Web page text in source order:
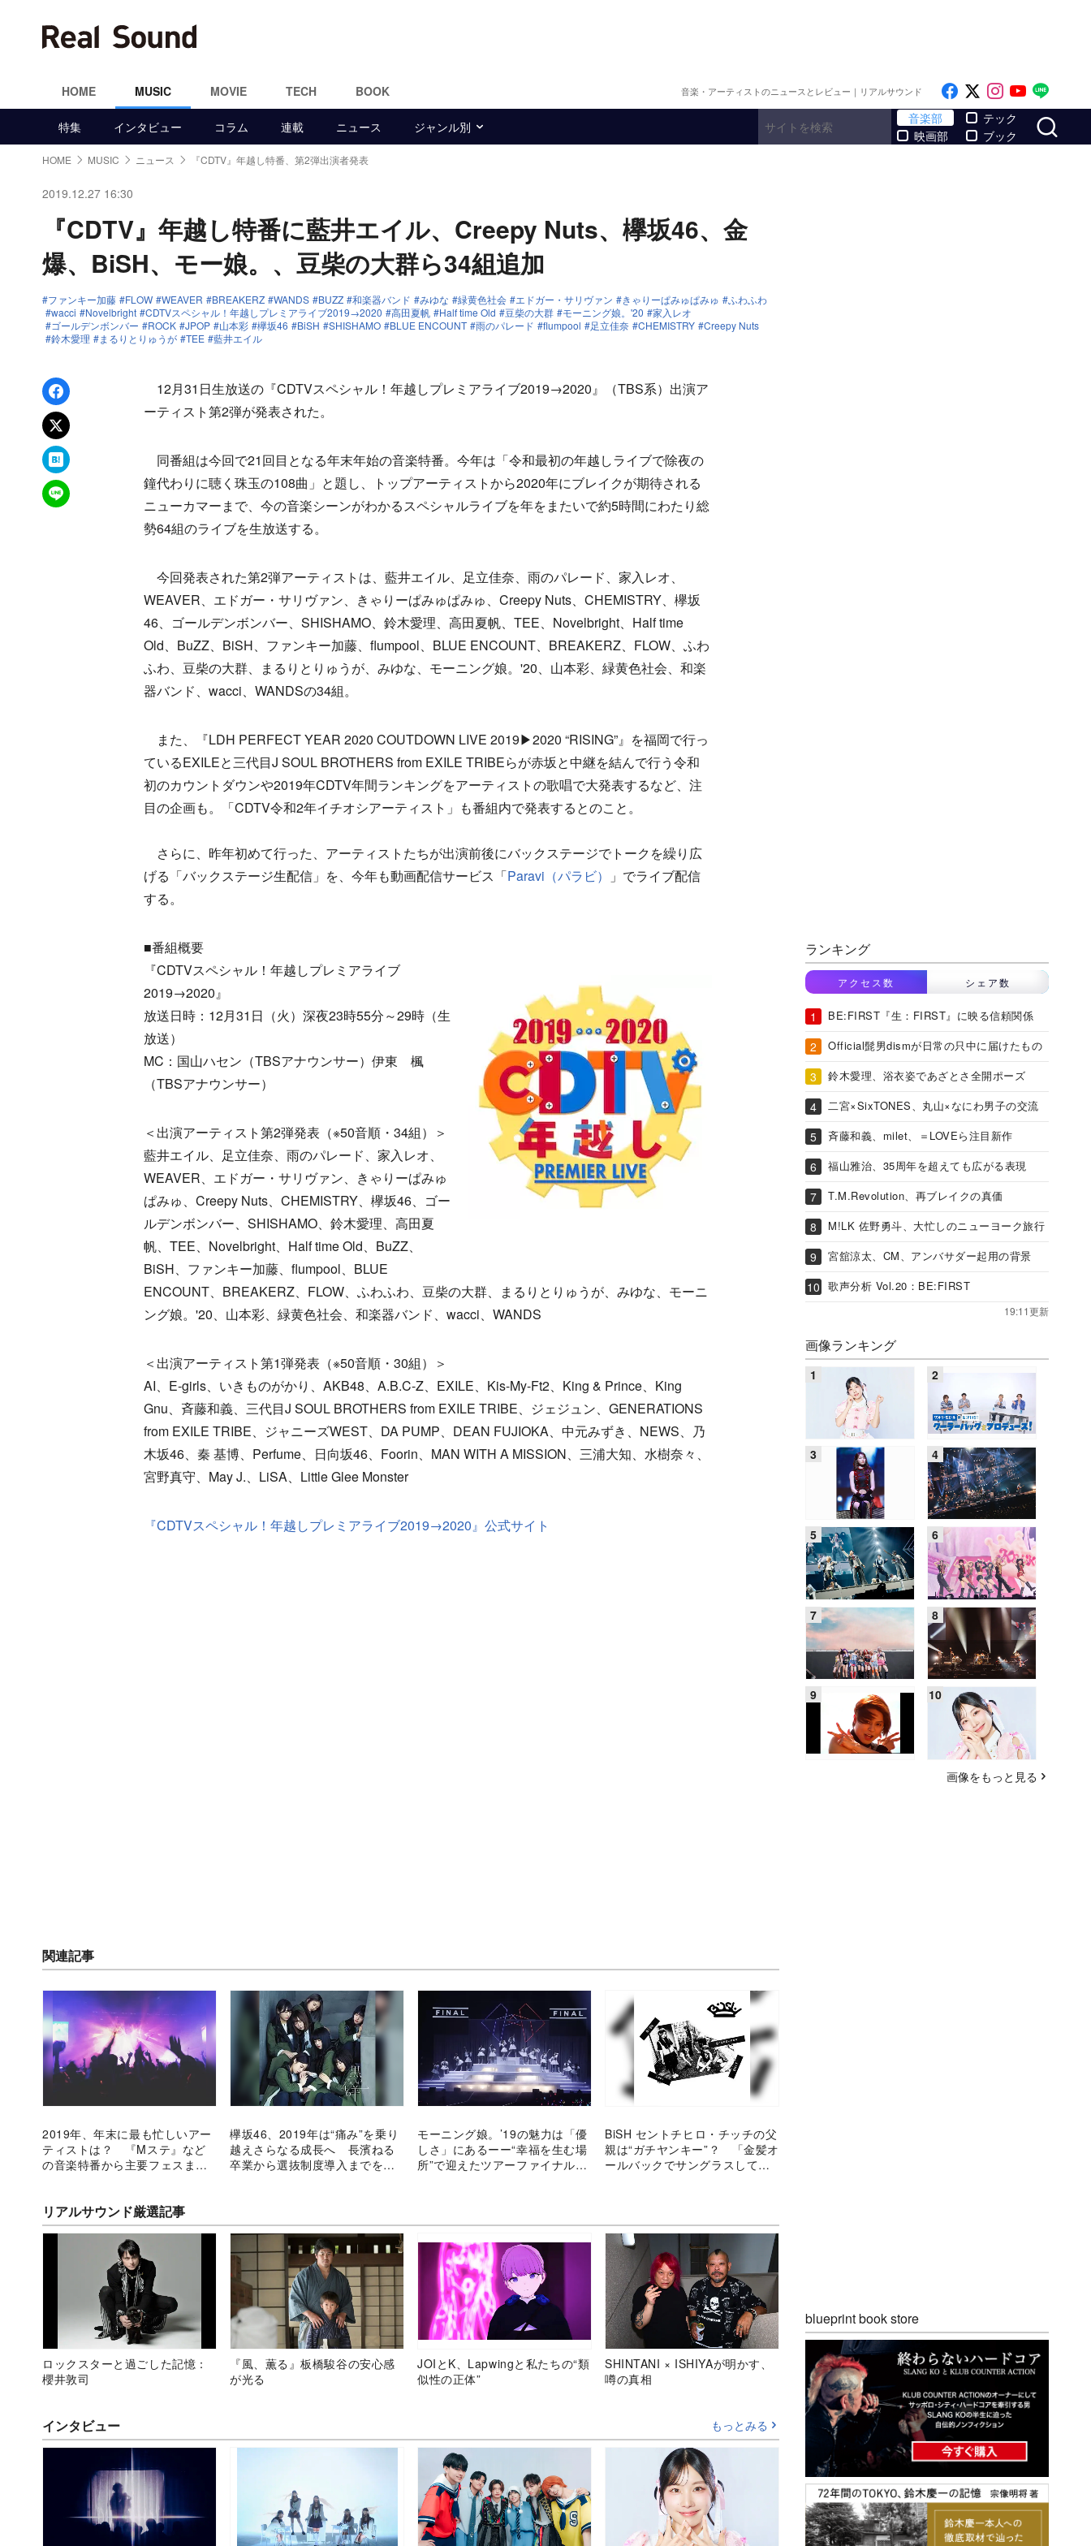
HOME MUSIC MOVIE TECH BOOK 音楽・アーティストのニュースとレビュー｜リアルサウンド Like on Facebook
Follow on x
Follow on
Follow
特集 インタビュー コラム 連載 ニュース ジャンル別
音楽部
映画部
テック
ブック
HOME MUSIC ニュース 『CDTV』年越し特番、第2弾出演者発表
2019.12.27 16:30
『CDTV』年越し特番に藍井エイル、Creepy Nuts、欅坂46、金
爆、BiSH、モー娘。、豆柴の大群ら34組追加
ファンキー加藤 FLOW WEAVER BREAKERZ WANDS BUZZ 和楽器バンド みゆな 緑黄色社会 エドガー・サリヴァン きゃりーぱみゅぱみゅ
ふわふわ
wacci
Novelbright CDTVスペシャル！年越しプレミアライブ2019→2020 高田夏帆 Half time Old 豆柴の大群 モーニング娘。'20
家入レオ
ゴールデンボンバー
ROCK JPOP 山本彩 欅坂46 BiSH SHISHAMO BLUE ENCOUNT 雨のパレード flumpool 足立佳奈 CHEMISTRY
Creepy Nuts
鈴木愛理
まるりとりゅうが TEE 藍井エイル
Facebookでシェア
xでポスト
はてなブックマーク
LINEで送る
12月31日生放送の『CDTVスペシャル！年越しプレミアライブ2019→2020』（TBS系）出演ア
ーティスト第2弾が発表された。
同番組は今回で21回目となる年末年始の音楽特番。今年は「令和最初の年越しライブで除夜の
鐘代わりに聴く珠玉の108曲」と題し、トップアーティストから2020年にブレイクが期待される
ニューカマーまで、今の音楽シーンがわかるスペシャルライブを年をまたいで約5時間にわたり総
勢64組のライブを生放送する。
今回発表された第2弾アーティストは、藍井エイル、足立佳奈、雨のパレード、家入レオ、
WEAVER、エドガー・サリヴァン、きゃりーぱみゅぱみゅ、Creepy Nuts、CHEMISTRY、欅坂
46、ゴールデンボンバー、SHISHAMO、鈴木愛理、高田夏帆、TEE、Novelbright、Half time
Old、BuZZ、BiSH、ファンキー加藤、flumpool、BLUE ENCOUNT、BREAKERZ、FLOW、ふわ
ふわ、豆柴の大群、まるりとりゅうが、みゆな、モーニング娘。'20、山本彩、緑黄色社会、和楽
器バンド、wacci、WANDSの34組。
また、『LDH PERFECT YEAR 2020 COUTDOWN LIVE 2019▶2020 “RISING”』を福岡で行っ
ているEXILEと三代目J SOUL BROTHERS from EXILE TRIBEらが赤坂と中継を結んで行う令和
初のカウントダウンや2019年CDTV年間ランキングをアーティストの歌唱で大発表するなど、注
目の企画も。「CDTV令和2年イチオシアーティスト」も番組内で発表するとのこと。
さらに、昨年初めて行った、アーティストたちが出演前後にバックステージでトークを繰り広
げる「バックステージ生配信」を、今年も動画配信サービス「Paravi（パラビ）
」でライブ配信
する。
■番組概要
『CDTVスペシャル！年越しプレミアライブ
2019→2020』
放送日時：12月31日（火）深夜23時55分～29時（生
放送）
MC：国山ハセン（TBSアナウンサー）伊東 楓
（TBSアナウンサー）
＜出演アーティスト第2弾発表（※50音順・34組）＞
藍井エイル、足立佳奈、雨のパレード、家入レオ、
WEAVER、エドガー・サリヴァン、きゃりーぱみゅ
ぱみゅ、Creepy Nuts、CHEMISTRY、欅坂46、ゴー
ルデンボンバー、SHISHAMO、鈴木愛理、高田夏
帆、TEE、Novelbright、Half time Old、BuZZ、
BiSH、ファンキー加藤、flumpool、BLUE
ENCOUNT、BREAKERZ、FLOW、ふわふわ、豆柴の大群、まるりとりゅうが、みゆな、モーニ
ング娘。'20、山本彩、緑黄色社会、和楽器バンド、wacci、WANDS
＜出演アーティスト第1弾発表（※50音順・30組）＞
AI、E-girls、いきものがかり、AKB48、A.B.C-Z、EXILE、Kis-My-Ft2、King & Prince、King
Gnu、斉藤和義、三代目J SOUL BROTHERS from EXILE TRIBE、ジェジュン、GENERATIONS
from EXILE TRIBE、ジャニーズWEST、DA PUMP、DEAN FUJIOKA、中元みずき、NEWS、乃
木坂46、秦 基博、Perfume、日向坂46、Foorin、MAN WITH A MISSION、三浦大知、水樹奈々、
宮野真守、May J.、LiSA、Little Glee Monster
『CDTVスペシャル！年越しプレミアライブ2019→2020』公式サイト
関連記事
2019年、年末に最も忙しいアー
ティストは？ 『Mステ』など
の音楽特番から主要フェスまで
欅坂46、2019年は“痛み”を乗り
越えさらなる成長へ 長濱ねる
卒業から選抜制度導入までを振
モーニング娘。’19の魅力は「優
しさ」にあるーー“幸福を生む場
所”で迎えたツアーファイナルを
BiSH セントチヒロ・チッチの父
親は“ガチヤンキー”？ 「金髪オ
ールバックでサングラスして、
リアルサウンド厳選記事
ロックスターと過ごした記憶：
櫻井敦司
『風、薫る』板橋駿谷の安心感
が光る
JOIとK、Lapwingと私たちの“類
似性の正体”
SHINTANI × ISHIYAが明かす、
噂の真相
インタビュー もっとみる
ランキング
アクセス数 シェア数
BE:FIRST『生：FIRST』に映る信頼関係
Official髭男dismが日常の只中に届けたもの
鈴木愛理、浴衣姿であざとさ全開ポーズ
二宮×SixTONES、丸山×なにわ男子の交流
斉藤和義、milet、＝LOVEら注目新作
福山雅治、35周年を超えても広がる表現
T.M.Revolution、再ブレイクの真価
M!LK 佐野勇斗、大忙しのニューヨーク旅行
宮舘涼太、CM、アンバサダー起用の背景
歌声分析 Vol.20：BE:FIRST
19:11更新
画像ランキング
画像をもっと見る
blueprint book store